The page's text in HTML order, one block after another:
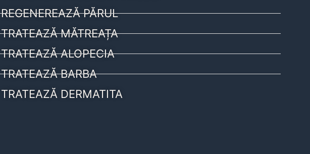
REGENEREAZĂ PĂRUL
TRATEAZĂ MĂTREAȚA
TRATEAZĂ ALOPECIA
TRATEAZĂ BARBA
TRATEAZĂ DERMATITA